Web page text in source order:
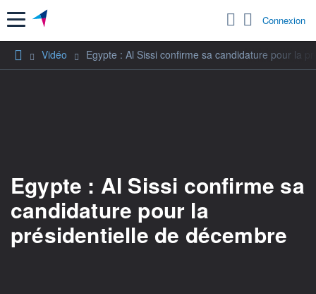
Menu Connexion
Vidéo Egypte : Al Sissi confirme sa candidature pour la
Egypte : Al Sissi confirme sa
candidature pour la
présidentielle de décembre